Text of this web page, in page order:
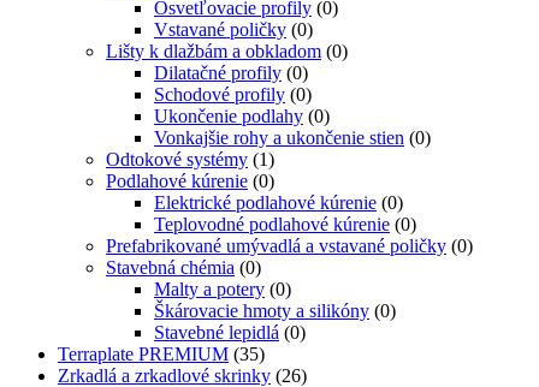
Osvetľovacie profily (0)
Vstavané poličky (0)
Lišty k dlažbám a obkladom (0)
Dilatačné profily (0)
Schodové profily (0)
Ukončenie podlahy (0)
Vonkajšie rohy a ukončenie stien (0)
Odtokové systémy (1)
Podlahové kúrenie (0)
Elektrické podlahové kúrenie (0)
Teplovodné podlahové kúrenie (0)
Prefabrikované umývadlá a vstavané poličky (0)
Stavebná chémia (0)
Malty a potery (0)
Škárovacie hmoty a silikóny (0)
Stavebné lepidlá (0)
Terraplate PREMIUM (35)
Zrkadlá a zrkadlové skrinky (26)